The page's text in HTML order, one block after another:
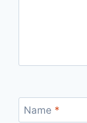
Name *